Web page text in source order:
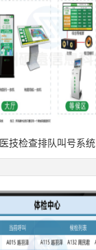
医技检查排队叫号系统